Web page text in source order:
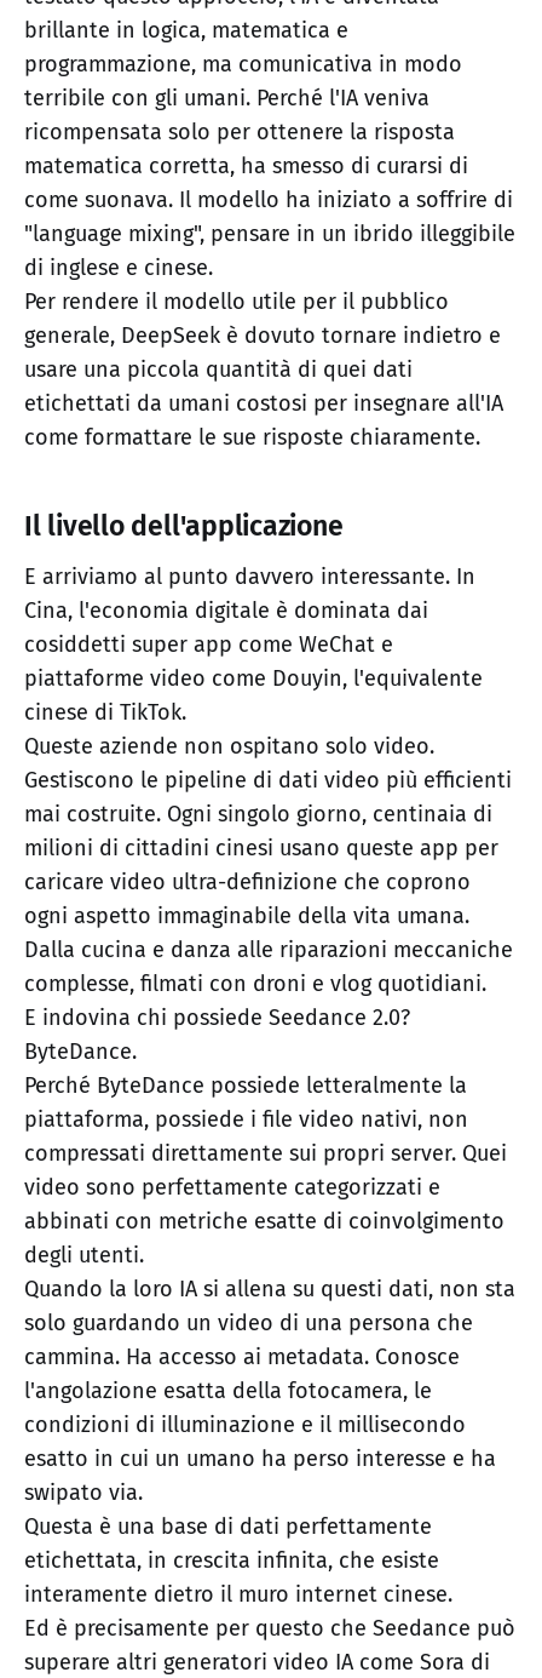
brillante in logica, matematica e
programmazione, ma comunicativa in modo
terribile con gli umani. Perché l'IA veniva
ricompensata solo per ottenere la risposta
matematica corretta, ha smesso di curarsi di
come suonava. Il modello ha iniziato a soffrire di
"language mixing", pensare in un ibrido illeggibile
di inglese e cinese.
Per rendere il modello utile per il pubblico
generale, DeepSeek è dovuto tornare indietro e
usare una piccola quantità di quei dati
etichettati da umani costosi per insegnare all'IA
come formattare le sue risposte chiaramente.
Il livello dell'applicazione
E arriviamo al punto davvero interessante. In
Cina, l'economia digitale è dominata dai
cosiddetti super app come WeChat e
piattaforme video come Douyin, l'equivalente
cinese di TikTok.
Queste aziende non ospitano solo video.
Gestiscono le pipeline di dati video più efficienti
mai costruite. Ogni singolo giorno, centinaia di
milioni di cittadini cinesi usano queste app per
caricare video ultra-definizione che coprono
ogni aspetto immaginabile della vita umana.
Dalla cucina e danza alle riparazioni meccaniche
complesse, filmati con droni e vlog quotidiani.
E indovina chi possiede Seedance 2.0?
ByteDance.
Perché ByteDance possiede letteralmente la
piattaforma, possiede i file video nativi, non
compressati direttamente sui propri server. Quei
video sono perfettamente categorizzati e
abbinati con metriche esatte di coinvolgimento
degli utenti.
Quando la loro IA si allena su questi dati, non sta
solo guardando un video di una persona che
cammina. Ha accesso ai metadata. Conosce
l'angolazione esatta della fotocamera, le
condizioni di illuminazione e il millisecondo
esatto in cui un umano ha perso interesse e ha
swipato via.
Questa è una base di dati perfettamente
etichettata, in crescita infinita, che esiste
interamente dietro il muro internet cinese.
Ed è precisamente per questo che Seedance può
superare altri generatori video IA come Sora di